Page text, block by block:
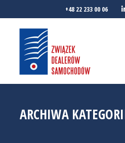
+48 22 233 00 06
ARCHIWA